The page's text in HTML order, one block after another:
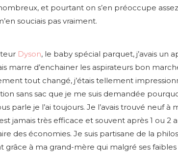
et pourtant on s’en préoccupe
souciais pas vraiment.
Dyson, le baby spécial parquet, j’avais un
marre d’enchainer les aspirateurs bon
tout changé, j’étais tellement
sans sac que je me suis demandée
parle je l’ai toujours. Je l’avais trouvé neuf à
jamais très efficace et souvent après 1 ou 2
des économies. Je suis partisane de la
grâce à ma grand-mère qui malgré ses